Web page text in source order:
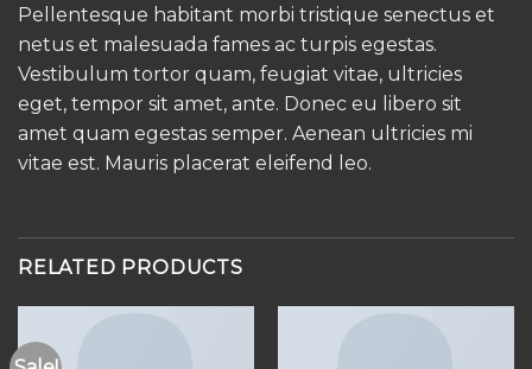
Pellentesque habitant morbi tristique senectus et
netus et malesuada fames ac turpis egestas.
Vestibulum tortor quam, feugiat vitae, ultricies
eget, tempor sit amet, ante. Donec eu libero sit
amet quam egestas semper. Aenean ultricies mi
vitae est. Mauris placerat eleifend leo.
RELATED PRODUCTS